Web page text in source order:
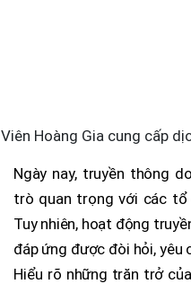
Viên Hoàng Gia cung cấp
Ngày nay, truyền thông
trò quan trọng với các tổ
Tuy nhiên, hoạt động
đáp ứng được đòi hỏi, yêu
Hiểu rõ những trăn trở